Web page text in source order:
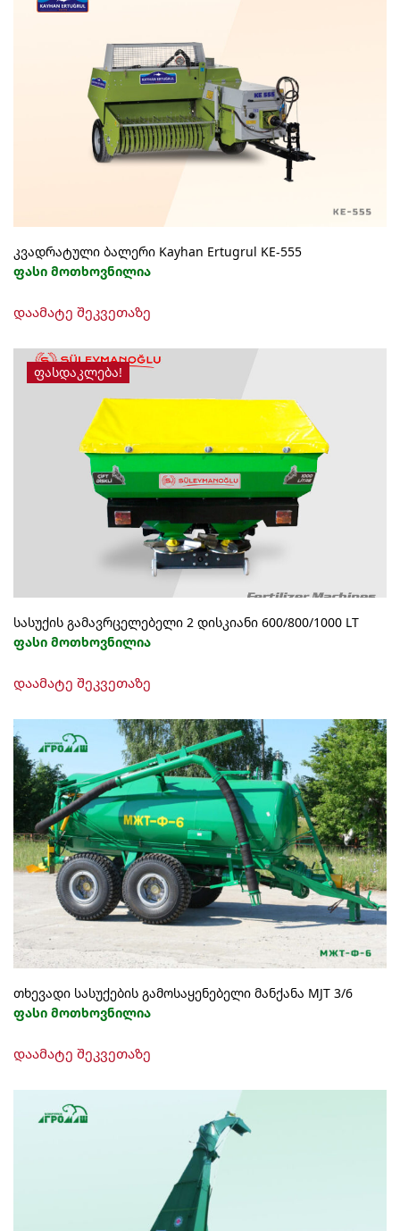
კვადრატული ბალერი Kayhan Ertugrul KE-555
ფასი მოთხოვნილია
დაამატე შეკვეთაზე
ᲤᲐᲡᲓᲐᲙᲚᲔᲑᲐ!
სასუქის გამავრცელებელი 2 დისკიანი 600/800/1000 LT
ფასი მოთხოვნილია
დაამატე შეკვეთაზე
multiple
variants.
The
options
may
be
chosen
on
the
product
page
თხევადი სასუქების გამოსაყენებელი მანქანა MJT 3/6
ფასი მოთხოვნილია
დაამატე შეკვეთაზე